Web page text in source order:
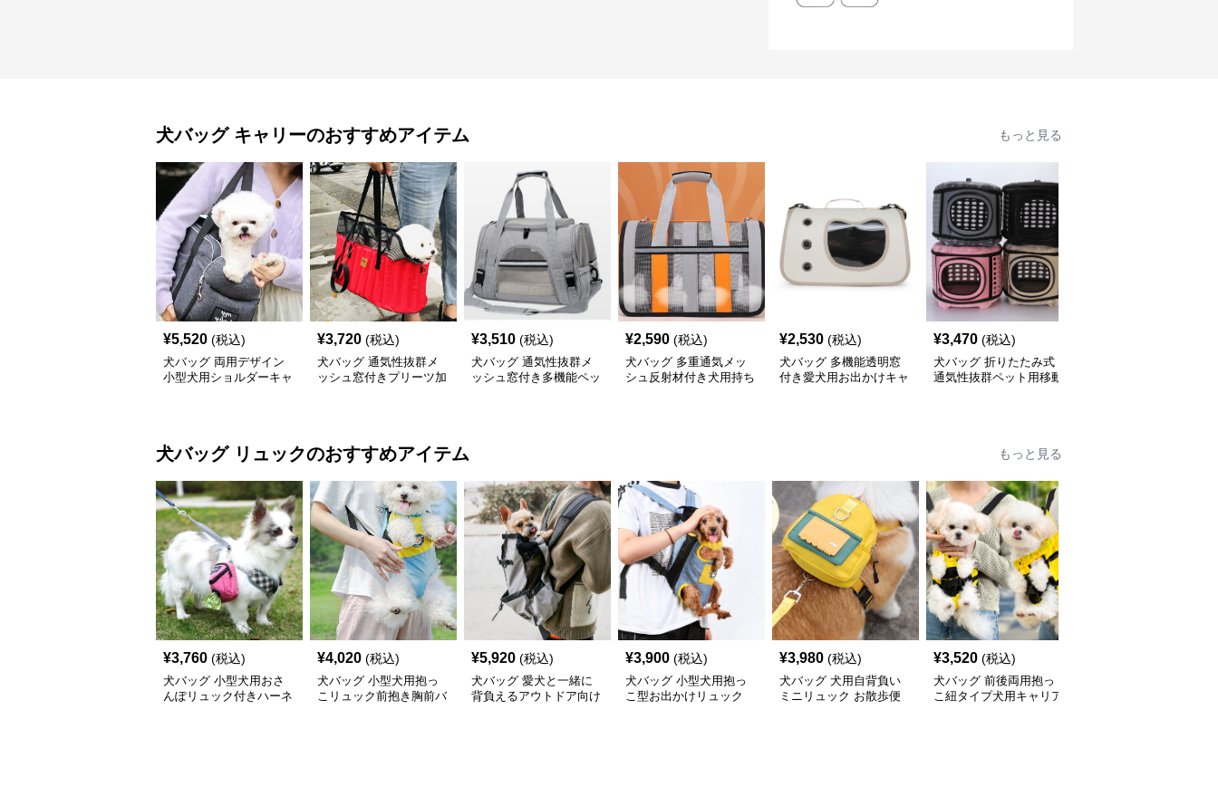
犬バッグ キャリーのおすすめアイテム もっと見る
¥5,520 (税込)
犬バッグ 両用デザイン
小型犬用ショルダーキャ
¥3,720 (税込)
犬バッグ 通気性抜群メ
ッシュ窓付きプリーツ加
¥3,510 (税込)
犬バッグ 通気性抜群メ
ッシュ窓付き多機能ペッ
¥2,590 (税込)
犬バッグ 多重通気メッ
シュ反射材付き犬用持ち
¥2,530 (税込)
犬バッグ 多機能透明窓
付き愛犬用お出かけキャ
¥3,470 (税込)
犬バッグ 折りたたみ式
通気性抜群ペット用移動
犬バッグ リュックのおすすめアイテム もっと見る
¥3,760 (税込)
犬バッグ 小型犬用おさ
んぽリュック付きハーネ
¥4,020 (税込)
犬バッグ 小型犬用抱っ
こリュック前抱き胸前バ
¥5,920 (税込)
犬バッグ 愛犬と一緒に
背負えるアウトドア向け
¥3,900 (税込)
犬バッグ 小型犬用抱っ
こ型お出かけリュック
¥3,980 (税込)
犬バッグ 犬用自背負い
ミニリュック お散歩便
¥3,520 (税込)
犬バッグ 前後両用抱っ
こ紐タイプ犬用キャリア